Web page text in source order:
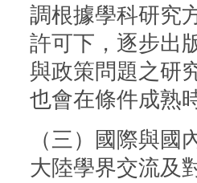
調根據學科研究
許可下，逐步出
與政策問題之研
也會在條件成熟
（三）國際與
大陸學界交流及